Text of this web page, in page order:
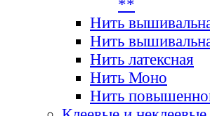
**
Нить
Нить
Нить латексная
Нить Моно
Нить